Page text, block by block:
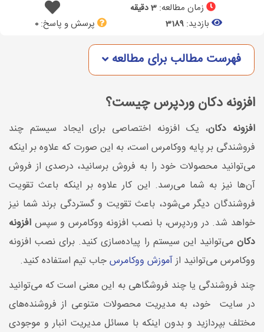
زمان مطالعه: 3 دقیقه
بازدید:3189 پرسش و پاسخ:0
فهرست مطالب برای مطالعه
افزونه دکان وردپرس چیست؟
افزونه دکان، یک افزونه اختصاصی برای ایجاد سیستم چند
فروشندگی بر پایه ووکامرس است، به این صورت که علاوه بر اینکه
می‌توانید محصولات خود را به فروش برسانید، درصدی از فروش
آن‌ها نیز به شما می‌رسد. این کار علاوه بر اینکه باعث تقویت
فروشندگان دیگر می‌شود، باعث تقویت و گستردگی برند شما نیز
خواهد شد. در وردپرس، با نصب افزونه ووکامرس و سپس افزونه
دکان می‌توانید این سیستم را پیاده‌سازی کنید. برای نصب افزونه
ووکامرس می‌توانید ازآموزش ووکامرسجاب تیم استفاده کنید.
چند فروشندگی یا چند فروشگاهی به این معنی است که می‌توانید
در سایت خود، به مدیریت محصولات متنوعی از فروشنده‌های
مختلف بپردازید و بدون اینکه با مسائل مدیریت انبار و موجودی